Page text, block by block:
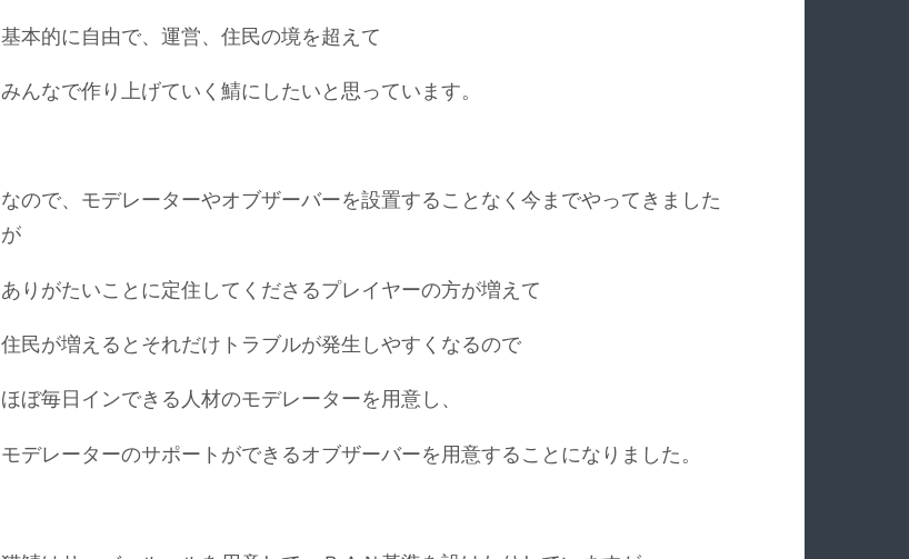
基本的に自由で、運営、住民の境を超えて
みんなで作り上げていく鯖にしたいと思っています。
なので、モデレーターやオブザーバーを設置することなく今までやってきました
が
ありがたいことに定住してくださるプレイヤーの方が増えて
住民が増えるとそれだけトラブルが発生しやすくなるので
ほぼ毎日インできる人材のモデレーターを用意し、
モデレーターのサポートができるオブザーバーを用意することになりました。